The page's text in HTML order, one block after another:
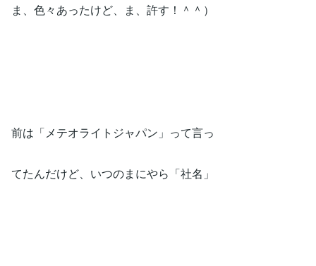
ま、色々あったけど、ま、許す！＾＾）
前は「メテオライトジャパン」って言っ
てたんだけど、いつのまにやら「社名」